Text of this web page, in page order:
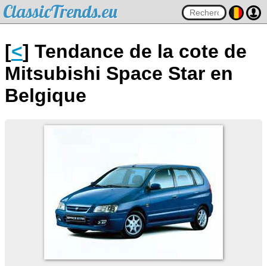
ClassicTrends.eu
[<] Tendance de la cote de
Mitsubishi Space Star en
Belgique